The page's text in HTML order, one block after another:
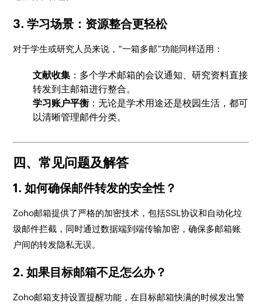
3. 学习场景：资源整合更轻松
对于学生或研究人员来说，“一箱多邮”功能同样适用：
文献收集 ：多个学术邮箱的会议通知、研究资料直接
转发到主邮箱进行整合。
学习账户平衡 ：无论是学术用途还是校园生活，都可
以清晰管理邮件分类。
四、常见问题及解答
1. 如何确保邮件转发的安全性？
Zoho邮箱提供了严格的加密技术，包括SSL协议和自动化垃
圾邮件拦截，同时通过数据端到端传输加密，确保多邮箱账
户间的转发隐私无误。
2. 如果目标邮箱不足怎么办？
Zoho邮箱支持设置提醒功能，在目标邮箱快满的时候发出警